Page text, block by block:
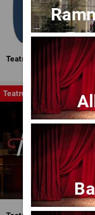
Teatrul Mic - Stagiunea
Teatru